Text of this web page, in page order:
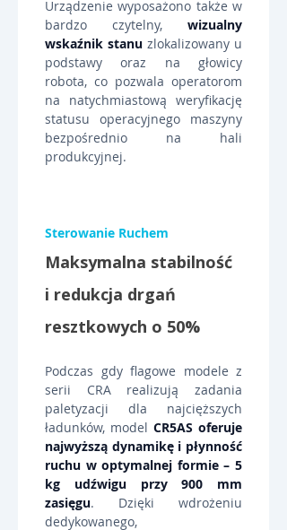
Urządzenie wyposażono także w
bardzo czytelny, wizualny
wskaźnik stanu zlokalizowany u
podstawy oraz na głowicy
robota, co pozwala operatorom
na natychmiastową weryfikację
statusu operacyjnego maszyny
bezpośrednio na hali
produkcyjnej.
Sterowanie Ruchem
Maksymalna stabilność
i redukcja drgań
resztkowych o 50%
Podczas gdy flagowe modele z
serii CRA realizują zadania
paletyzacji dla najcięższych
ładunków, model CR5AS oferuje
najwyższą dynamikę i płynność
ruchu w optymalnej formie – 5
kg udźwigu przy 900 mm
zasięgu. Dzięki wdrożeniu
dedykowanego,